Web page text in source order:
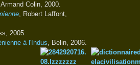
Colin, 2000.
, Robert Laffont,
2005.
à l'Indus, Belin, 2006.